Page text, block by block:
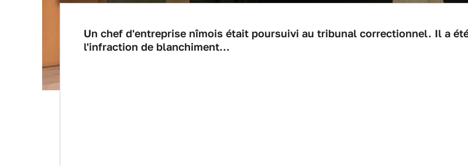
Un chef d'entreprise nîmois était poursuivi au tribunal correctionnel. Il a
l'infraction de blanchiment...